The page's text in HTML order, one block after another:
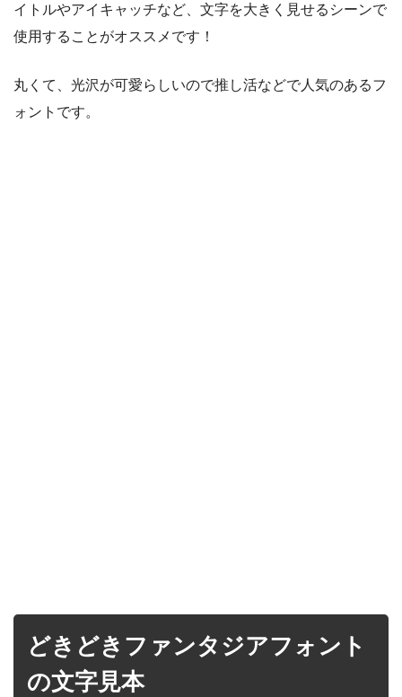
イトルやアイキャッチなど、文字を大きく見せるシーンで
使用することがオススメです！
丸くて、光沢が可愛らしいので推し活などで人気のあるフ
ォントです。
どきどきファンタジアフォント
の文字見本